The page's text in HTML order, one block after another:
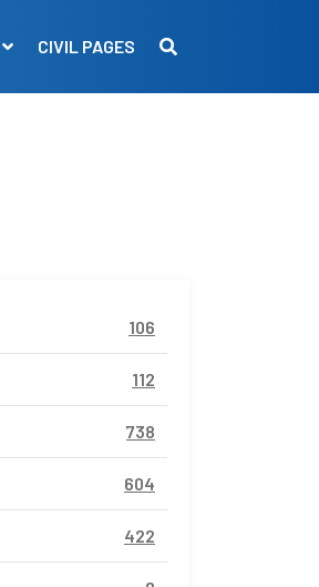
CIVIL PAGES
106
112
738
604
422